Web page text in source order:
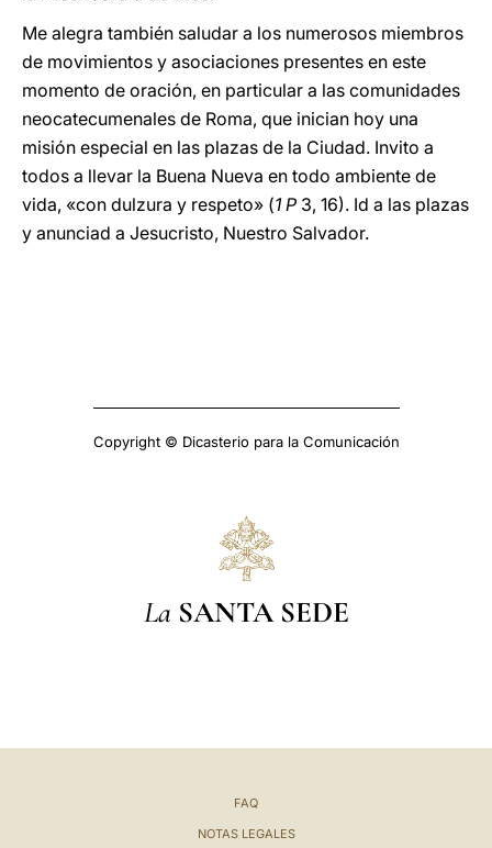
Me alegra también saludar a los numerosos miembros
de movimientos y asociaciones presentes en este
momento de oración, en particular a las comunidades
neocatecumenales de Roma, que inician hoy una
misión especial en las plazas de la Ciudad. Invito a
todos a llevar la Buena Nueva en todo ambiente de
vida, «con dulzura y respeto» (1 P 3, 16). Id a las plazas
y anunciad a Jesucristo, Nuestro Salvador.
Copyright © Dicasterio para la Comunicación
La SANTA SEDE
FAQ
NOTAS LEGALES